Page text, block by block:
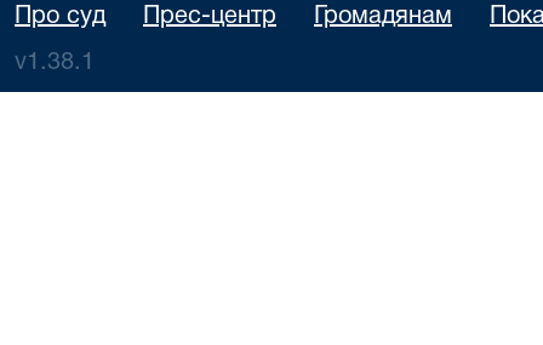
Про суд Прес-центр Громадянам
v1.38.1